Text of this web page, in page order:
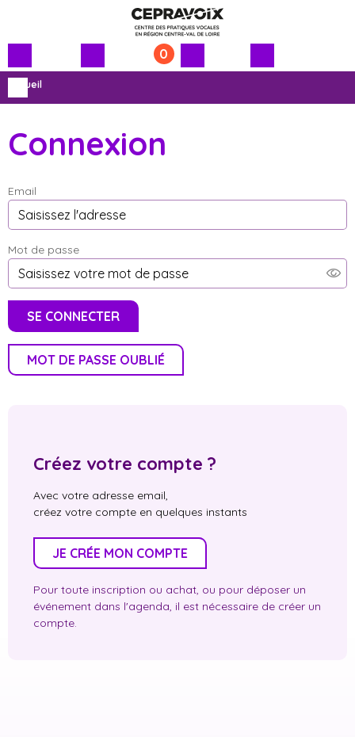
Menu
principal
Contenu
principal
0
Accueil
Connexion
Email
Mot de passe
SE CONNECTER
MOT DE PASSE OUBLIÉ
Créez votre compte ?
Avec votre adresse email,
créez votre compte en quelques instants
JE CRÉE MON COMPTE
Pour toute inscription ou achat, ou pour déposer un
événement dans l'agenda, il est nécessaire de créer un
compte.